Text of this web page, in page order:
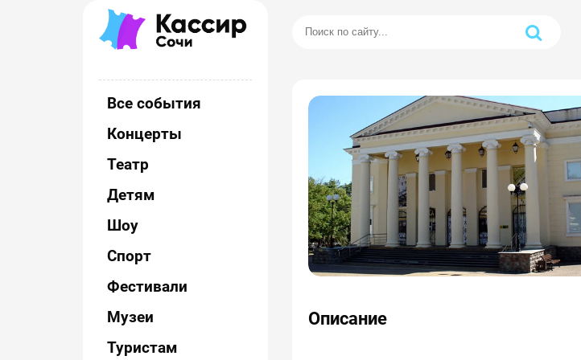
Все события
Концерты
Театр
Детям
Шоу
Спорт
Фестивали
Музеи
Туристам
Описание